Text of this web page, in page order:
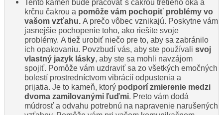
Tento kameň bude pracovať s čakrou tretieho oka a
krčnu čakrou a pomôže vám pochopiť problémy vo
vašom vzťahu. A prečo vôbec vznikajú. Poskytne vám
jasnejšie pochopenie toho, ako riešite svoje
problémy. A tiež urobiť niečo pre to, aby sa zabránilo
ich opakovaniu. Povzbudí vás, aby ste používali svoj
vlastný jazyk lásky, aby ste sa mohli navzájom
spojiť. Pomôže vám uzdraviť sa zo všetkých emočných
bolestí prostredníctvom vibrácií odpustenia a
prijatia. Je to kameň, ktorý podporí zmierenie medzi
dvoma zamilovanými ľuďmi. Preto vám dodá
múdrosť a odvahu potrebnú na napravenie narušených